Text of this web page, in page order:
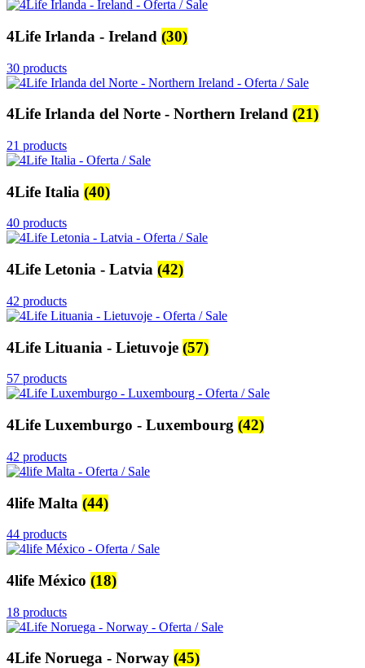
4Life Irlanda - Ireland (30)
30 products
4Life Irlanda del Norte - Northern Ireland (21)
21 products
4Life Italia (40)
40 products
4Life Letonia - Latvia (42)
42 products
4Life Lituania - Lietuvoje (57)
57 products
4Life Luxemburgo - Luxembourg (42)
42 products
4life Malta (44)
44 products
4life México (18)
18 products
4Life Noruega - Norway (45)